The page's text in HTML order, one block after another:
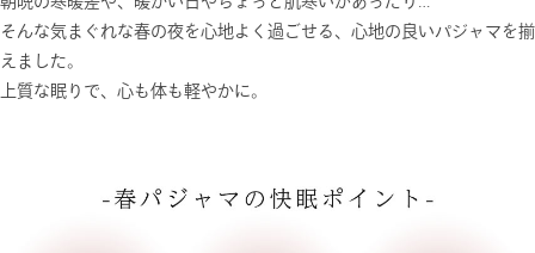
そんな気まぐれな春の夜を心地よく過ごせる、心地の良いパジャマを揃
えました。
上質な眠りで、心も体も軽やかに。